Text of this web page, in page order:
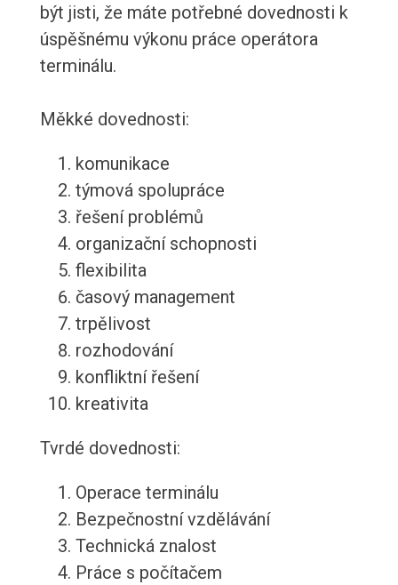
být jisti, že máte potřebné dovednosti k
úspěšnému výkonu práce operátora
terminálu.
Měkké dovednosti:
komunikace
týmová spolupráce
řešení problémů
organizační schopnosti
flexibilita
časový management
trpělivost
rozhodování
konfliktní řešení
kreativita
Tvrdé dovednosti:
Operace terminálu
Bezpečnostní vzdělávání
Technická znalost
Práce s počítačem